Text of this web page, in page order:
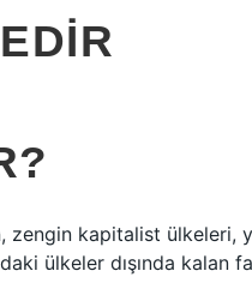
zengin kapitalist ülkeleri,
ülkeler dışında